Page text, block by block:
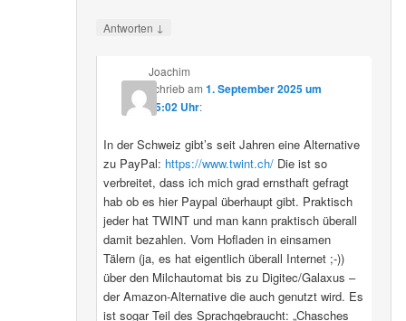
Antworten ↓
Joachim
schriebam 1. September 2025 um
15:02 Uhr:
In der Schweiz gibt’s seit Jahren eine Alternative
zu PayPal: https://www.twint.ch/Die ist so
verbreitet, dass ich mich grad ernsthaft gefragt
hab ob es hier Paypal überhaupt gibt. Praktisch
jeder hat TWINT und man kann praktisch überall
damit bezahlen. Vom Hofladen in einsamen
Tälern (ja, es hat eigentlich überall Internet ;-))
über den Milchautomat bis zu Digitec/Galaxus –
der Amazon-Alternative die auch genutzt wird. Es
ist sogar Teil des Sprachgebraucht: „Chasches